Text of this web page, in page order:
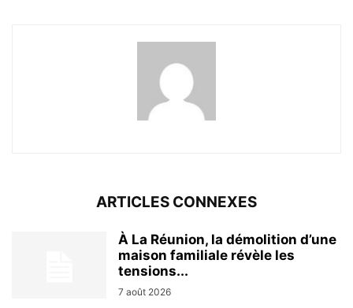
ARTICLES CONNEXES
À La Réunion, la démolition d’une
maison familiale révèle les
tensions...
7 août 2026